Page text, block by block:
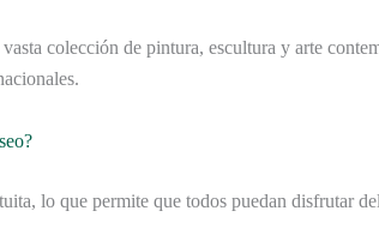
colección de pintura, escultura y arte
lo que permite que todos puedan disfrutar